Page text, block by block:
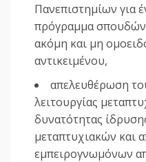
Πανεπιστημίων για
πρόγραμμα
ακόμη και μη
αντικειμένου,
απελευθέρωση
λειτουργίας
δυνατότητας
μεταπτυχιακών και
εμπειρογνωμόνων